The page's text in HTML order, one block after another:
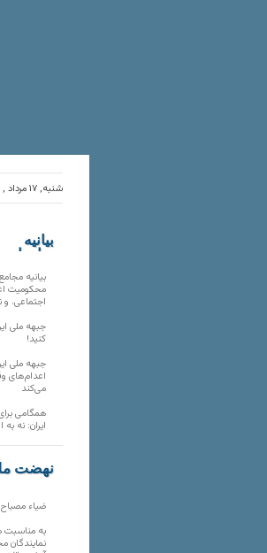
شنبه, ۱۷ مرداد , ۱۴۰۵ |
بیانیه
بیانیه
محکومیت
اجتماعی،
جبهه ملی
کنید!
جبهه ملی
اعدام‌های
می‌کند
همگامی
ایران: نه به
نهضت
ضیاء
به مناسبت
نمایندگان